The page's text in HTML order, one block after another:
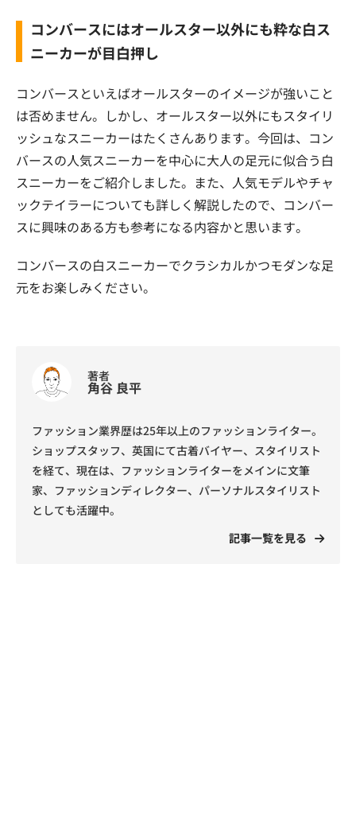
コンバースにはオールスター以外にも粋な白ス
ニーカーが目白押し
コンバースといえばオールスターのイメージが強いこと
は否めません。しかし、オールスター以外にもスタイリ
ッシュなスニーカーはたくさんあります。今回は、コン
バースの人気スニーカーを中心に大人の足元に似合う白
スニーカーをご紹介しました。また、人気モデルやチャ
ックテイラーについても詳しく解説したので、コンバー
スに興味のある方も参考になる内容かと思います。
コンバースの白スニーカーでクラシカルかつモダンな足
元をお楽しみください。
著者
角谷 良平
ファッション業界歴は25年以上のファッションライター。
ショップスタッフ、英国にて古着バイヤー、スタイリスト
を経て、現在は、ファッションライターをメインに文筆
家、ファッションディレクター、パーソナルスタイリスト
としても活躍中。
記事一覧を見る